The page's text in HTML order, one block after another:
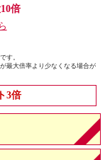
倍
す。
最大倍率より少なくなる場合が
3倍